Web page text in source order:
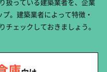
扱っている建築業者を、企業
。建築業者によって特徴・
ェックしておきましょう。